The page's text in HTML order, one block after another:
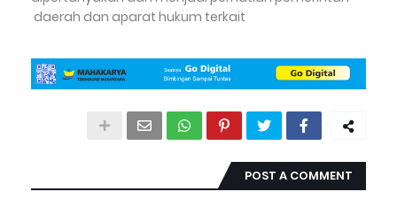
daerah dan aparat hukum terkait
POST A COMMENT